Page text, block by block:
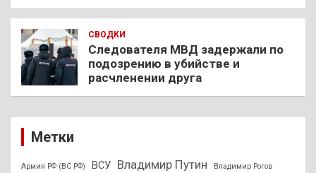
СВОДКИ
Следователя МВД задержали по
подозрению в убийстве и
расчленении друга
Метки
Армия РФ (ВС РФ) ВСУ Владимир Путин Владимир Рогов